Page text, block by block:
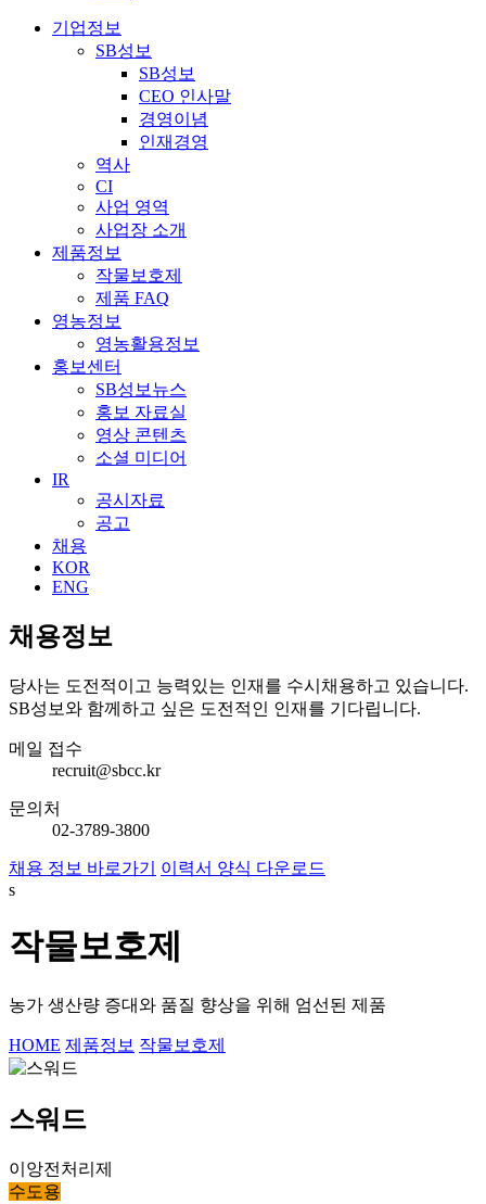
기업정보
SB성보
SB성보
CEO 인사말
경영이념
인재경영
역사
CI
사업 영역
사업장 소개
제품정보
작물보호제
제품 FAQ
영농정보
영농활용정보
홍보센터
SB성보뉴스
홍보 자료실
영상 콘텐츠
소셜 미디어
IR
공시자료
공고
채용
KOR
ENG
채용정보
당사는 도전적이고 능력있는 인재를 수시채용하고 있습니다.
SB성보와 함께하고 싶은 도전적인 인재를 기다립니다.
메일 접수
recruit@sbcc.kr
문의처
02-3789-3800
채용 정보 바로가기
이력서 양식 다운로드
s
작물보호제
농가 생산량 증대와 품질 향상을 위해 엄선된 제품
HOME 제품정보 작물보호제
스워드
이앙전처리제
수도용